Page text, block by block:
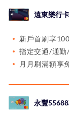
遠東樂行卡
新戶首刷享
指定交通/通勤
月月刷滿額享
永豐